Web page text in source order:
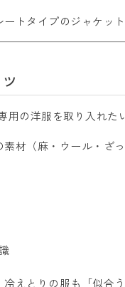
トタイプのジャケッ
用の洋服を取り入れた
材（麻・ウール・ざっ
えとりの服も「似合